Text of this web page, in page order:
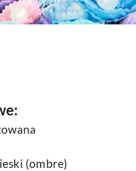
(ombre)